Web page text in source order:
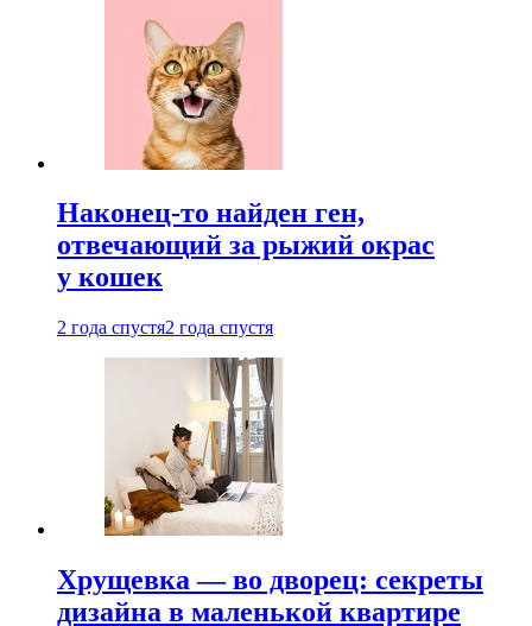
Наконец-то найден ген,
отвечающий за рыжий окрас
у кошек
2 года спустя2 года спустя
Хрущевка — во дворец: секреты
дизайна в маленькой квартире